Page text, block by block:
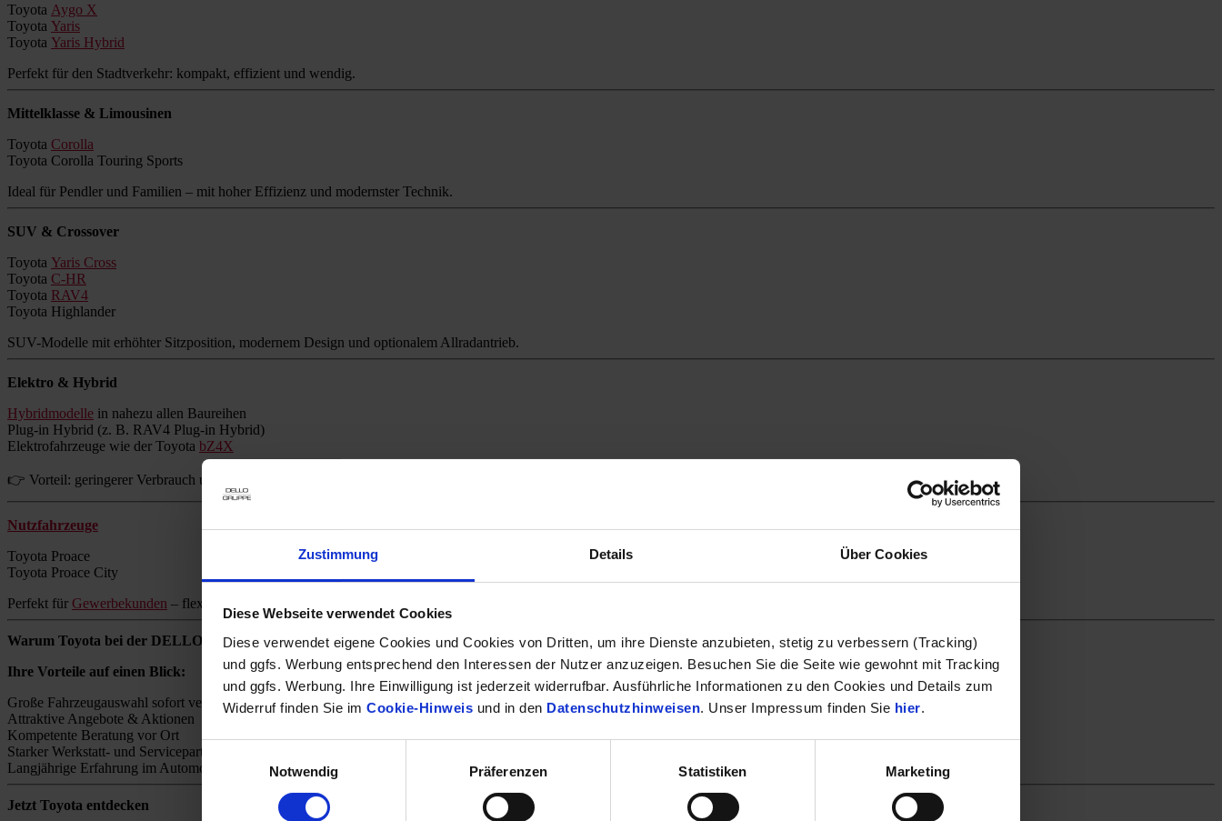
Zustimmung Details Über Cookies
Diese Webseite verwendet Cookies
Diese verwendet eigene Cookies und Cookies von Dritten, um ihre Dienste anzubieten, stetig zu verbessern (Tracking)
und ggfs. Werbung entsprechend den Interessen der Nutzer anzuzeigen. Besuchen Sie die Seite wie gewohnt mit Tracking
und ggfs. Werbung. Ihre Einwilligung ist jederzeit widerrufbar. Ausführliche Informationen zu den Cookies und Details zum
Widerruf finden Sie im Cookie-Hinweis und in den Datenschutzhinweisen. Unser Impressum finden Sie hier.
Einwilligungsauswahl
Notwendig
Präferenzen Statistiken Marketing
Toyota Aygo X
Toyota Yaris
Toyota Yaris Hybrid
Perfekt für den Stadtverkehr: kompakt, effizient und wendig.
Mittelklasse & Limousinen
Toyota Corolla
Toyota Corolla Touring Sports
Ideal für Pendler und Familien – mit hoher Effizienz und modernster Technik.
SUV & Crossover
Toyota Yaris Cross
Toyota C-HR
Toyota RAV4
Toyota Highlander
SUV-Modelle mit erhöhter Sitzposition, modernem Design und optionalem Allradantrieb.
Elektro & Hybrid
Hybridmodelle in nahezu allen Baureihen
Plug-in Hybrid (z. B. RAV4 Plug-in Hybrid)
Elektrofahrzeuge wie der Toyota bZ4X
👉 Vorteil: geringerer Verbrauch und reduzierte Emissionen ohne Reichweitenangst.
Nutzfahrzeuge
Toyota Proace
Toyota Proace City
Perfekt für Gewerbekunden – flexibel, zuverlässig und wirtschaftlich.
Warum Toyota bei der DELLO GRUPPE kaufen?
Ihre Vorteile auf einen Blick:
Große Fahrzeugauswahl sofort verfügbar
Attraktive Angebote & Aktionen
Kompetente Beratung vor Ort
Starker Werkstatt- und Servicepartner
Langjährige Erfahrung im Automobilhandel
Jetzt Toyota entdecken